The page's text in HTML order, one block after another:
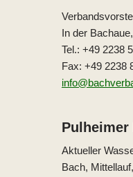
In der
Tel.: +49 2238
Fax: +49 2238
Pulheimer
Aktueller
Bach,